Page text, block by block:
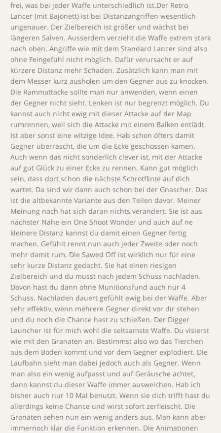
frei, was bei jeder Waffe unterschiedlich ist.Der Retro
Lancer (mit Bajonett) ist bei Distanzangriffen wesentlich
ungenauer. Der Zielbereich ist größer und wächst bei
längeren Salven. Ausserdem verzieht die Waffe extrem stark
nach oben. Angriffe wie mit dem Standard Lancer sind also
ohne Feingefühl nicht möglich. Dafür verursacht er auf
kürzere Distanz mehr Schaden. Zusätzlich kann man mit
dem Messer kurz ausholen um den Gegner aus zu knocken.
Die Rammattacke sollte man nur anwenden, wenn einen
der Gegner nicht sieht. Lenken ist nur begrenzt möglich. Du
kannst auch nicht ewig mit dieser Attacke auf der Map
rumrennen, weil sich die Attacke mit einem Balken entlädt.
Ist aber sonst eine witzige Idee. Hab schon öfters damit
Gegner überrascht, die um die Ecke geschossen kamen.
Auch wenn das nicht sonderlich clever ist, mit der Attacke
auf gut Glück zu einer Ecke zu rennen. Kann gut möglich
sein, dass dort schon die nächste Schrotflinte auf dich
wartet. Da sind wir dann auch schon bei der Gnascher. Das
ist die altbekannte Variante aus den Teilen davor. Meiner
Meinung nach hat sich daran nichts verändert. Sie ist aus
nächster Nähe ein One Shoot Wonder und auch auf ne
kleinere Distanz kannst du damit einen Gegner fertig
machen. Gefühlt rennt nun auch jeder Zweite oder noch
mehr damit rum. Die Sawed Off ist wirklich nur für eine
sehr kurze Distanz gedacht. Sie hat einen riesigen
Zielbereich und du musst nach jedem Schuss nachladen.
Davon hast du dann ohne Munitionsfund auch nur 4
Schuss. Nachladen dauert gefühlt ewig bei der Waffe. Aber
sehr effektiv, wenn mehrere Gegner direkt vor dir stehen
und du noch die Chance hast zu schießen. Der Digger
Launcher ist für mich wohl die seltsamste Waffe. Du visierst
wie mit den Granaten an. Bestimmst also wo das Tierchen
aus dem Boden kommt und vor dem Gegner explodiert. Die
Laufbahn sieht man dabei jedoch auch als Gegner. Wenn
man also ein wenig aufpasst und auf Geräusche achtet,
dann kannst du dieser Waffe immer ausweichen. Hab ich
bisher auch nur 10 Mal benutzt. Wenn sie dich trifft hast du
allerdings keine Chance und wirst sofort zerfleischt. Die
Granaten sehen nun ein wenig anders aus. Man kann aber
immernoch klar die Funktion erkennen. Die Animationen